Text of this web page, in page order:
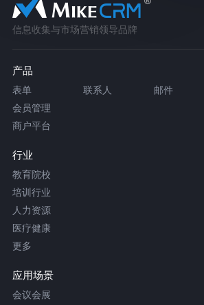
信息收集与市场营销领导品牌
产品
表单 联系人 邮件
会员管理
商户平台
行业
教育院校
培训行业
人力资源
医疗健康
更多
应用场景
会议会展